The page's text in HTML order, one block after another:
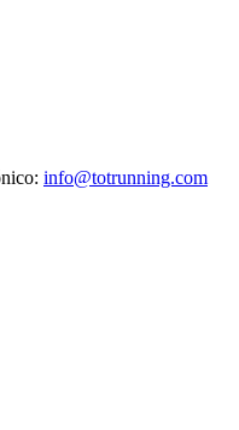
info@totrunning.com